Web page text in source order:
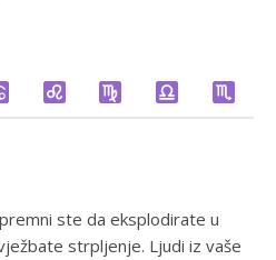
ste da eksplodirate u
strpljenje. Ljudi iz vaše